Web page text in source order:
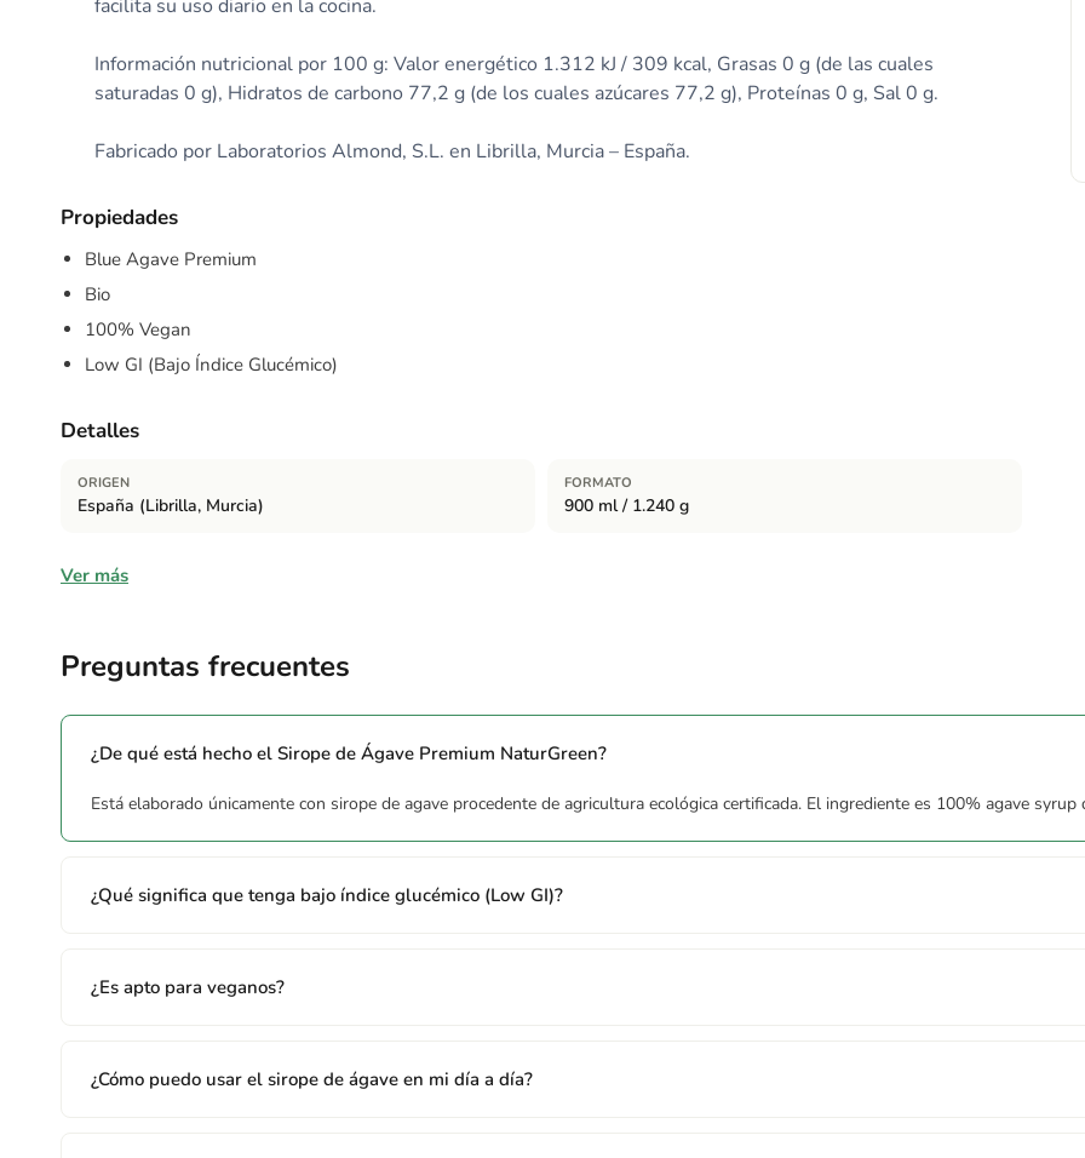
facilita su uso diario en la cocina.
Información nutricional por 100 g: Valor energético 1.312 kJ / 309 kcal, Grasas 0 g (de las cuales
saturadas 0 g), Hidratos de carbono 77,2 g (de los cuales azúcares 77,2 g), Proteínas 0 g, Sal 0 g.
Fabricado por Laboratorios Almond, S.L. en Librilla, Murcia – España.
Propiedades
Blue Agave Premium
Bio
100% Vegan
Low GI (Bajo Índice Glucémico)
Detalles
ORIGEN
España (Librilla, Murcia)
FORMATO
900 ml / 1.240 g
Ingredientes
Ver más
Preguntas frecuentes
¿De qué está hecho el Sirope de Ágave Premium NaturGreen?
Está elaborado únicamente con sirope de agave procedente de agricultura ecológica certificada. El ingrediente es 100% agave
¿Qué significa que tenga bajo índice glucémico (Low GI)?
¿Es apto para veganos?
¿Cómo puedo usar el sirope de ágave en mi día a día?